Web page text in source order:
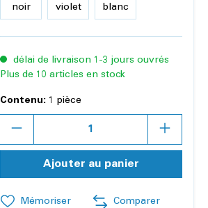
noir violet blanc
délai de livraison 1-3 jours ouvrés
Plus de 10 articles en stock
Contenu: 1 pièce
Ajouter au panier
Mémoriser Comparer